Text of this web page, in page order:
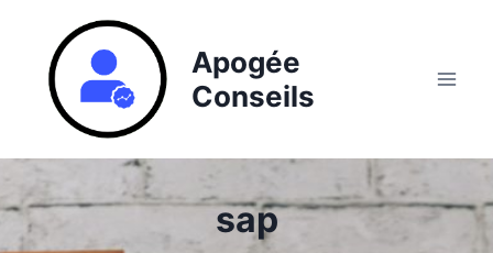
contenu
Apogée
Conseils
sap